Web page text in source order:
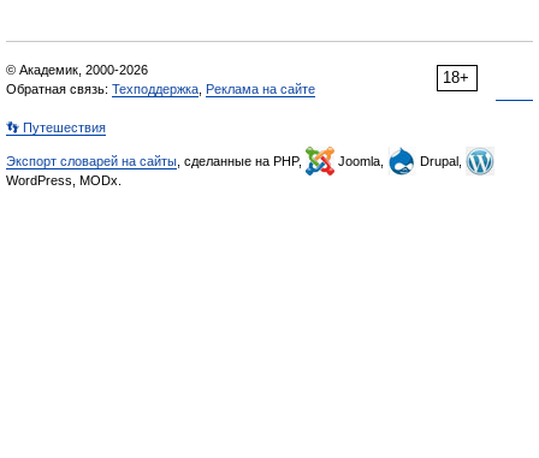
18+
© Академик, 2000-2026
Обратная связь: Техподдержка Реклама на сайте
👣 Путешествия
Экспорт словарей на сайты , сделанные на PHP, Joomla,
Drupal,
WordPress, MODx.